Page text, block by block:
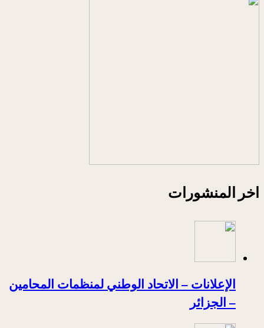
اخر المنشورات
الإعلانات – الاتحاد الوطني لمنظمات المحامين
– الجزائر